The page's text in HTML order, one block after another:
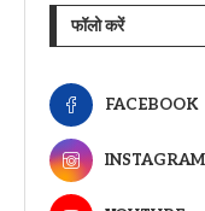
फॉलो करें
FACEBOOK
INSTAGRAM